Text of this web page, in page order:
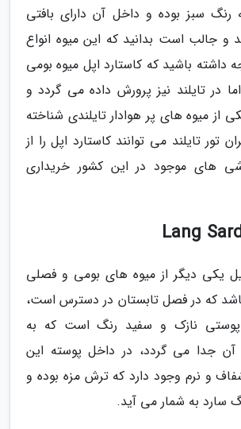
سبز بوده و داخل آن دارای بافتی
جالب است بدانید که این میوه انواع
داشته باشید که کاستارد اپل میوه بومی
در تایلند نیز پرورش داده می گردد و
از میوه های پر هوادار تایلندی شناخته
تور تایلند می توانند کاستارد اپل را از
های موجود در این کشور خریداری
یکی دیگر از میوه های بومی و فصلی
که در فصل تابستان در دسترس است،
پوستی نازک و سفید رنگ است که به
جدا می گردد، در داخل پوسته این
و نرم وجود دارد که ترش مزه بوده و
سارد به شمار می آید.